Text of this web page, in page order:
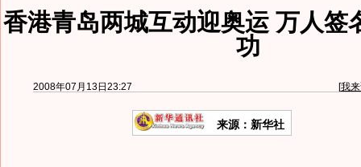
香港青岛两城互动迎奥运 万人签
功
2008年07月13日23:27 [我
来源：新华社